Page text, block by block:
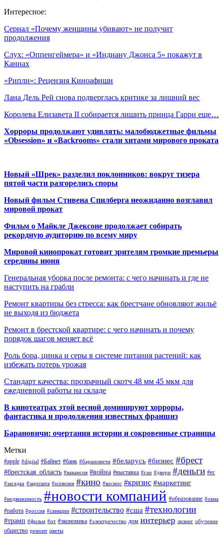
Интересное:
Сериал «Почему женщины убивают» не получит
продолжения
Слух: «Оппенгеймера» и «Индиану Джонса 5» покажут в
Каннах
«Рипли»: Рецензия Киноафиши
Лана Дель Рей снова подверглась критике за лишний вес
Королева Елизавета II собирается лишить принца Гарри еще…
Хорроры продолжают удивлять: малобюджетные фильмы
«Obsession» и «Backrooms» стали хитами мирового проката
Новый «Шрек» разделил поклонников: вокруг тизера
пятой части разгорелись споры
Новый фильм Стивена Спилберга неожиданно возглавил
мировой прокат
Фильм о Майкле Джексоне продолжает собирать
рекордную аудиторию по всему миру
Мировой кинопрокат готовит зрителям громкие премьеры
середины июня
Генеральная уборка после ремонта: с чего начинать и где не
наступить на грабли
Ремонт квартиры без стресса: как брестчане обновляют жильё
не выходя из бюджета
Ремонт в брестской квартире: с чего начинать и почему
порядок шагов меняет всё
Роль бора, цинка и серы в системе питания растений: как
избежать потерь урожая
Стандарт качества: прозрачный скотч 48 мм 45 мкм для
ежедневной работы на складе
В кинотеатрах этой весной доминируют хорроры,
фантастика и продолжения известных франшиз
Барановичи: очертания истории и сокровенные страницы
Метки
#apple #digital #Байнет #банк #барановичи #беларусь #бизнес #брест
#брестская_область #вакансия #война #выставка #гаи #двери #деньги #ес
#загадка #зарплата #иллюзия #кино #космос #кризис #маркетинг
#недвижимость #новости компаний #образование #окна
#работа #россия #санкции #строительство #сша #технологии
#трамп #фильм #цт #экономика #электричество дом интерьер лизинг обучение
общество ремонт цветы